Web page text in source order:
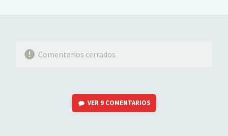
Comentarios cerrados
VER 9 COMENTARIOS